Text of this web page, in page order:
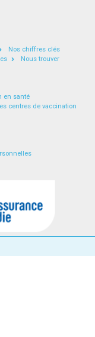
Nos chiffres clés
Nous trouver
en santé
centres de vaccination